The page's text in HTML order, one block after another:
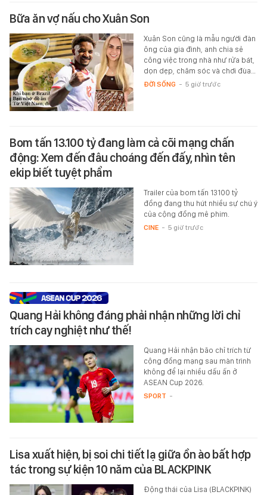
Bữa ăn vợ nấu cho Xuân Son
Xuân Son cũng là mẫu người đàn
ông của gia đình, anh chia sẻ
công việc trong nhà như rửa bát,
dọn dẹp, chăm sóc và chơi đùa…
ĐỜI SỐNG - 5 giờ trước
Bom tấn 13.100 tỷ đang làm cả cõi mạng chấn
động: Xem đến đâu choáng đến đấy, nhìn tên
ekip biết tuyệt phẩm
Trailer của bom tấn 13100 tỷ
đồng đang thu hút nhiều sự chú ý
của cộng đồng mê phim.
CINE - 5 giờ trước
Quang Hải không đáng phải nhận những lời chỉ
trích cay nghiệt như thế!
Quang Hải nhận bão chỉ trích từ
cộng đồng mạng sau màn trình
không để lại nhiều dấu ấn ở
ASEAN Cup 2026.
SPORT -
Lisa xuất hiện, bị soi chi tiết lạ giữa ồn ào bất hợp
tác trong sự kiện 10 năm của BLACKPINK
Động thái của Lisa (BLACKPINK)